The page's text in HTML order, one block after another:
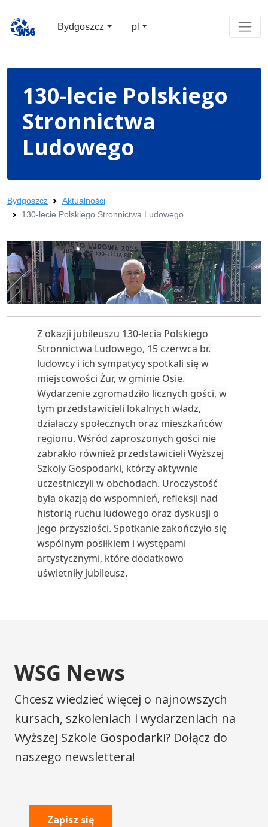
Bydgoszcz pl
130-lecie Polskiego
Stronnictwa
Ludowego
Bydgoszcz
Aktualności
130-lecie Polskiego Stronnictwa Ludowego
Z okazji jubileuszu 130-lecia Polskiego
Stronnictwa Ludowego, 15 czerwca br.
ludowcy i ich sympatycy spotkali się w
miejscowości Żur, w gminie Osie.
Wydarzenie zgromadziło licznych gości, w
tym przedstawicieli lokalnych władz,
działaczy społecznych oraz mieszkańców
regionu. Wśród zaproszonych gości nie
zabrakło również przedstawicieli Wyższej
Szkoły Gospodarki, którzy aktywnie
uczestniczyli w obchodach. Uroczystość
była okazją do wspomnień, refleksji nad
historią ruchu ludowego oraz dyskusji o
jego przyszłości. Spotkanie zakończyło się
wspólnym posiłkiem i występami
artystycznymi, które dodatkowo
uświetniły jubileusz.
WSG News
Chcesz wiedzieć więcej o najnowszych
kursach, szkoleniach i wydarzeniach na
Wyższej Szkole Gospodarki? Dołącz do
naszego newslettera!
Zapisz się